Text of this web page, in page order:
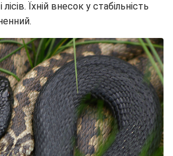
Їхній внесок у стабільність